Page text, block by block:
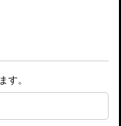
す。